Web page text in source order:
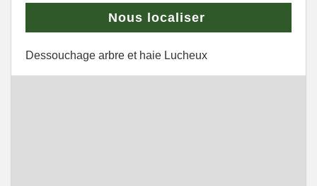
Nous localiser
Dessouchage arbre et haie Lucheux